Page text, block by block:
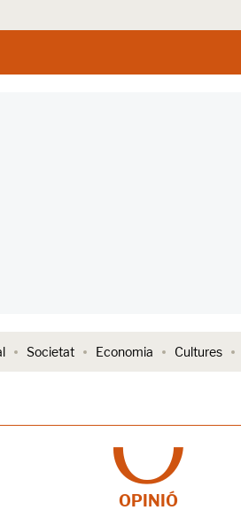
Societat Economia Cultures
OPINIÓ